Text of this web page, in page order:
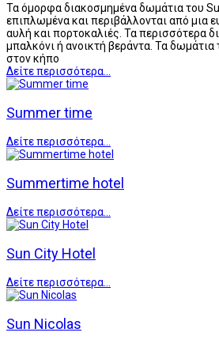
Τα όμορφα διακοσμημένα δωμάτια του
επιπλωμένα και περιβάλλονται από μια
αυλή και πορτοκαλιές. Τα περισσότερα
μπαλκόνι ή ανοικτή βεράντα. Τα δωμάτια
στον κήπο
Δείτε περισσότερα...
Summer time
Δείτε περισσότερα...
Summertime hotel
Δείτε περισσότερα...
Sun City Hotel
Δείτε περισσότερα...
Sun Nicolas